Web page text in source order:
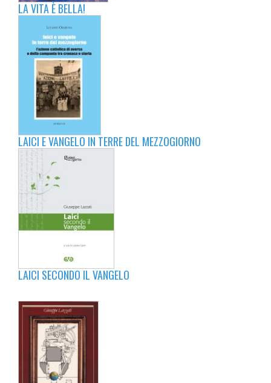
LA VITA È BELLA!
LAICI E VANGELO IN TERRE DEL MEZZOGIORNO
LAICI SECONDO IL VANGELO